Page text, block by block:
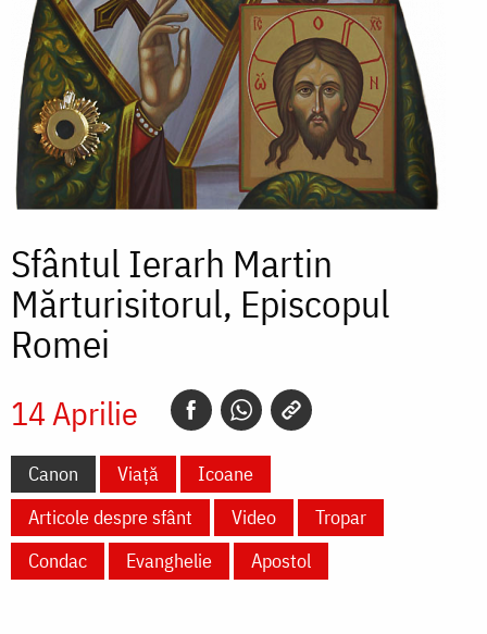
Sfântul Ierarh Martin
Mărturisitorul, Episcopul
Romei
14 Aprilie
Canon Viață
Icoane
Articole despre sfânt
Video
Tropar
Condac
Evanghelie Apostol